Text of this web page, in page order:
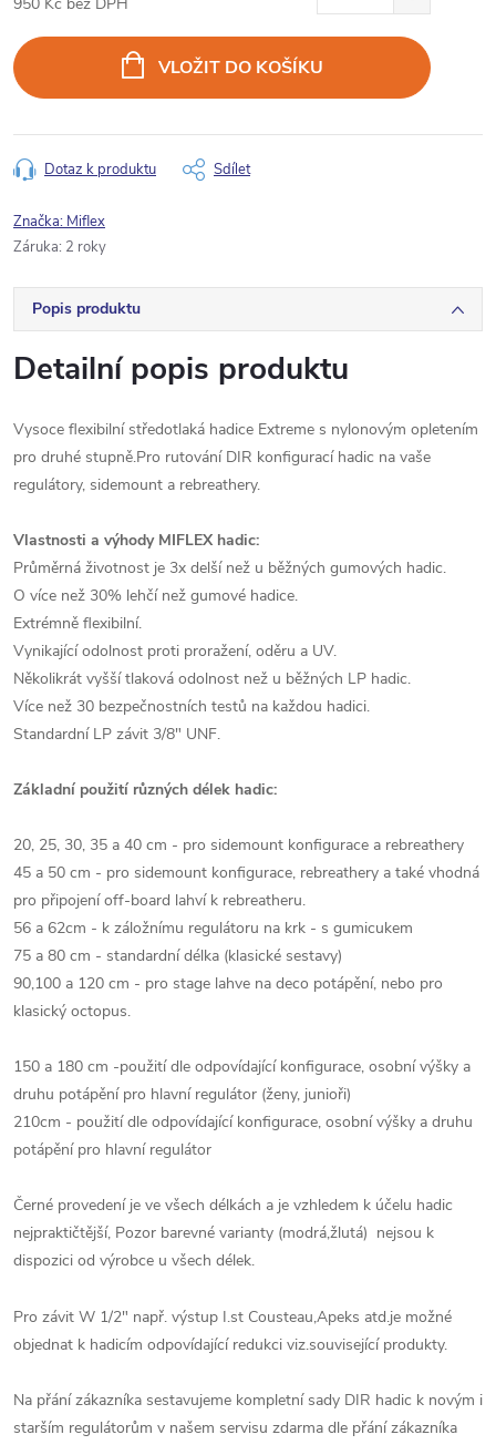
cena:
VLOŽIT DO KOŠÍKU
Dotaz k produktu Sdílet
Značka: Miflex
Záruka: 2 roky
Popis produktu
Detailní popis produktu
Vysoce flexibilní středotlaká hadice Extreme s nylonovým opletením
pro druhé stupně.Pro rutování DIR konfigurací hadic na vaše
regulátory, sidemount a rebreathery.
Vlastnosti a výhody MIFLEX hadic:
Průměrná životnost je 3x delší než u běžných gumových hadic.
O více než 30% lehčí než gumové hadice.
Extrémně flexibilní.
Vynikající odolnost proti proražení, oděru a UV.
Několikrát vyšší tlaková odolnost než u běžných LP hadic.
Více než 30 bezpečnostních testů na každou hadici.
Standardní LP závit 3/8" UNF.
Základní použití různých délek hadic:
20, 25, 30, 35 a 40 cm - pro sidemount konfigurace a rebreathery
45 a 50 cm - pro sidemount konfigurace, rebreathery a také vhodná
pro připojení off-board lahví k rebreatheru.
56 a 62cm - k záložnímu regulátoru na krk - s gumicukem
75 a 80 cm - standardní délka (klasické sestavy)
90,100 a 120 cm - pro stage lahve na deco potápění, nebo pro
klasický octopus.
150 a 180 cm -použití dle odpovídající konfigurace, osobní výšky a
druhu potápění pro hlavní regulátor (ženy, junioři)
210cm - použití dle odpovídající konfigurace, osobní výšky a druhu
potápění pro hlavní regulátor
Černé provedení je ve všech délkách a je vzhledem k účelu hadic
nejpraktičtější, Pozor barevné varianty (modrá,žlutá) nejsou k
dispozici od výrobce u všech délek.
Pro závit W 1/2" např. výstup I.st Cousteau,Apeks atd.je možné
objednat k hadicím odpovídající redukci viz.související produkty.
Na přání zákazníka sestavujeme kompletní sady DIR hadic k novým i
starším regulátorům v našem servisu zdarma dle přání zákazníka